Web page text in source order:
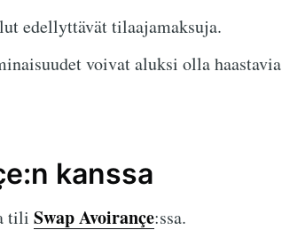
edellyttävät tilaajamaksuja.
voivat aluksi olla haastavia
kanssa
tili Swap Avoirançe:ssa.